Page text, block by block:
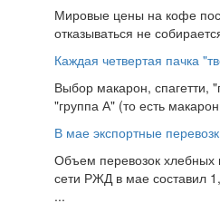
Мировые цены на кофе
отказываться не
Каждая четвертая пачка
Выбор макарон, спагетти,
"группа А" (то есть
В мае экспортные
Объем перевозок хлебных
сети РЖД в мае составил
...